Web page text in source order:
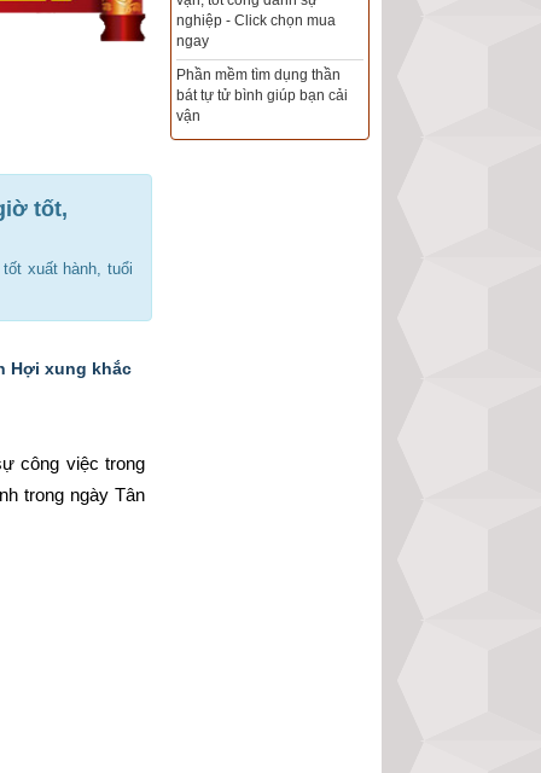
tốt,
xuất hành, tuổi
Hợi xung khắc
công việc trong
trong ngày Tân
Xem ngày đẹp - chọn ngày
tốt khởi sự theo kinh dịch
chính xác nhất
Tổng Kho Sim Năm sinh 0x -
9x - 8x -7x -6x giá rẻ nhất thị
trường - Click xem ngay